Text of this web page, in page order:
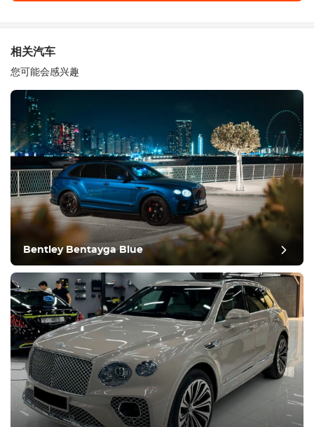
相关汽车
您可能会感兴趣
Bentley Bentayga Blue